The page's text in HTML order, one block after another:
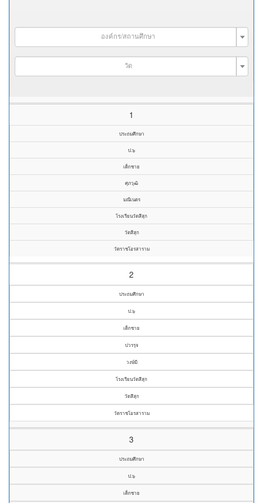
องค์กร/สถานศึกษา
วัด
1
ประถมศึกษา
ป.๖
เด็กชาย
ศุภวุฒิ
มณีเนตร
โรงเรียนวัดสีสุก
วัดสีสุก
วัดราชโอรสาราม
2
ประถมศึกษา
ป.๖
เด็กชาย
ปวรรุจ
วงษ์มี
โรงเรียนวัดสีสุก
วัดสีสุก
วัดราชโอรสาราม
3
ประถมศึกษา
ป.๖
เด็กชาย